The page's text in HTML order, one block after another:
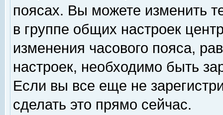
поясах. Вы можете изменить
в группе общих настроек
изменения часового пояса,
настроек, необходимо быть
Если вы все еще не
сделать это прямо сейчас.